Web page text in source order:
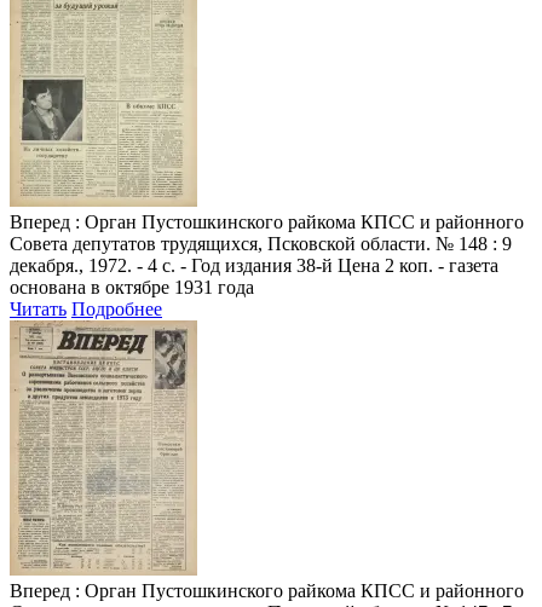
Вперед : Орган Пустошкинского райкома КПСС и районного
Совета депутатов трудящихся, Псковской области. № 148 : 9
декабря., 1972. - 4 с. - Год издания 38-й Цена 2 коп. - газета
основана в октябре 1931 года
Читать Подробнее
Вперед : Орган Пустошкинского райкома КПСС и районного